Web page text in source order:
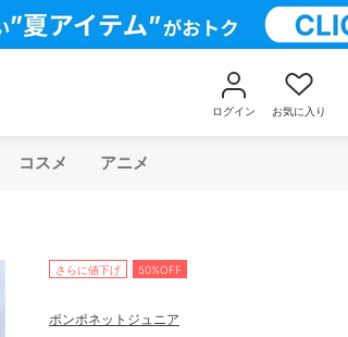
ログイン お気に入り
コスメ アニメ
さらに値下げ 50%OFF
ポンポネットジュニア